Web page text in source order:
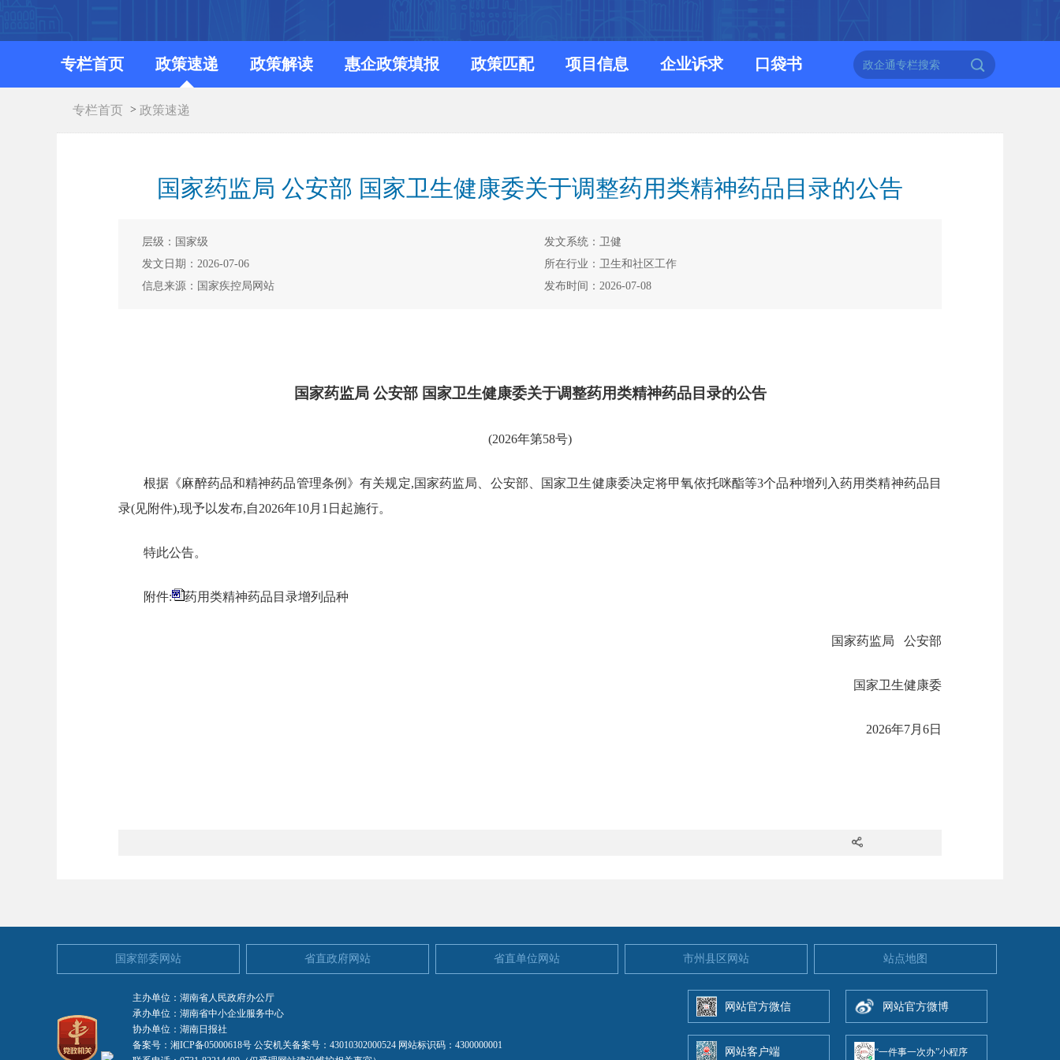
专栏首页 政策速递 政策解读 惠企政策填报 政策匹配 项目信息 企业诉求 口袋书
专栏首页 > 政策速递
国家药监局 公安部 国家卫生健康委关于调整药用类精神药品目录的公告
层级：国家级
发文系统：卫健
发文日期：2026-07-06
所在行业：卫生和社区工作
信息来源：国家疾控局网站
发布时间：2026-07-08
国家药监局 公安部 国家卫生健康委关于调整药用类精神药品目录的公告
(2026年第58号)
根据《麻醉药品和精神药品管理条例》有关规定,国家药监局、公安部、国家卫生健康委决定将甲氧依托咪酯等3个品种增列入药用类精神药品目
录(见附件),现予以发布,自2026年10月1日起施行。
特此公告。
附件: 药用类精神药品目录增列品种
国家药监局 公安部
国家卫生健康委
2026年7月6日
国家部委网站 省直政府网站 省直单位网站 市州县区网站 站点地图
主办单位：湖南省人民政府办公厅
承办单位：湖南省中小企业服务中心
协办单位：湖南日报社
备案号：湘ICP备05000618号 公安机关备案号：43010302000524 网站标识码：4300000001
网站官方微信
网站客户端
网站官方微博
“一件事一次办”小程序